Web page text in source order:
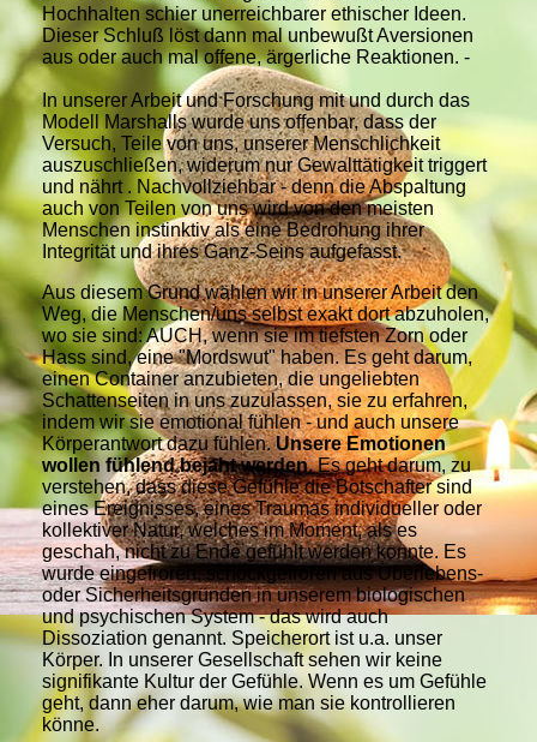
Hochhalten schier unerreichbarer ethischer Ideen.
Dieser Schluß löst dann mal unbewußt Aversionen
aus oder auch mal offene, ärgerliche Reaktionen. -
In unserer Arbeit und Forschung mit und durch das
Modell Marshalls wurde uns offenbar, dass der
Versuch, Teile von uns, unserer Menschlichkeit
auszuschließen, widerum nur Gewalttätigkeit triggert
und nährt . Nachvollziehbar - denn die Abspaltung
auch von Teilen von uns wird von den meisten
Menschen instinktiv als eine Bedrohung ihrer
Integrität und ihres Ganz-Seins aufgefasst.
Aus diesem Grund wählen wir in unserer Arbeit den
Weg, die Menschen/uns selbst exakt dort abzuholen,
wo sie sind: AUCH, wenn sie im tiefsten Zorn oder
Hass sind, eine "Mordswut" haben. Es geht darum,
einen Container anzubieten, die ungeliebten
Schattenseiten in uns zuzulassen, sie zu erfahren,
indem wir sie emotional fühlen - und auch unsere
Körperantwort dazu fühlen.Unsere Emotionen
wollen fühlend bejaht werden. Es geht darum, zu
verstehen, dass diese Gefühle die Botschafter sind
eines Ereignisses, eines Traumas individueller oder
kollektiver Natur, welches im Moment, als es
geschah, nicht zu Ende gefühlt werden konnte. Es
wurde eingefroren, schockgefroren aus Überlebens-
oder Sicherheitsgründen in unserem biologischen
und psychischen System - das wird auch
Dissoziation genannt. Speicherort ist u.a. unser
Körper. In unserer Gesellschaft sehen wir keine
signifikante Kultur der Gefühle. Wenn es um Gefühle
geht, dann eher darum, wie man sie kontrollieren
könne.